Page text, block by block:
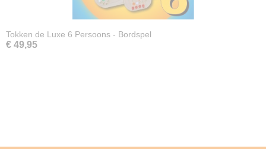
Tokken de Luxe 6 Persoons - Bordspel
€ 49,95